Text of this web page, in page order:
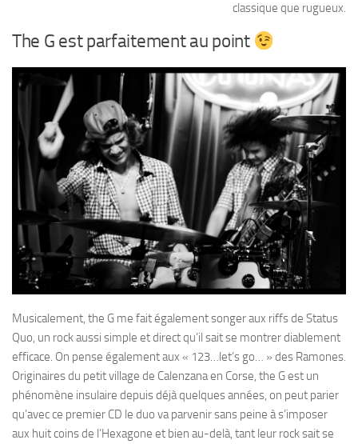
classique que rugueux.
The G est parfaitement au point
Musicalement, the G me fait également songer aux riffs de Status
Quo, un rock aussi simple et direct qu’il sait se montrer diablement
efficace. On pense également aux « 123…let’s go… » des Ramones.
Originaires du petit village de Calenzana en Corse, the G est un
phénomène insulaire depuis déjà quelques années, on peut parier
qu’avec ce premier CD le duo va parvenir sans peine à s’imposer
aux huit coins de l’Hexagone et bien au-delà, tant leur rock sait se